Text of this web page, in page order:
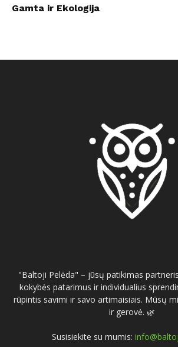
Gamta ir Ekologija
"Baltoji Pelėda" – jūsų patikimas
kokybės patarimus ir individualius
rūpintis savimi ir savo artimaisiais. Mūsų
ir gerovė. 🌿
Susisiekite su mumis: